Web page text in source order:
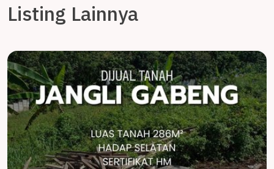
Listing Lainnya